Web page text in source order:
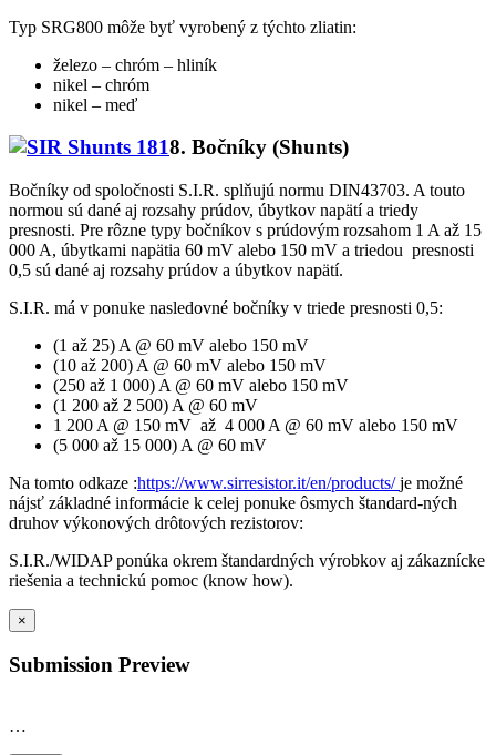
Typ SRG800 môže byť vyrobený z týchto zliatin:
železo – chróm – hliník
nikel – chróm
nikel – meď
8. Bočníky (Shunts)
Bočníky od spoločnosti S.I.R. splňujú normu DIN43703. A touto
normou sú dané aj rozsahy prúdov, úbytkov napätí a triedy
presnosti. Pre rôzne typy bočníkov s prúdovým rozsahom 1 A až 15
000 A, úbytkami napätia 60 mV alebo 150 mV a triedou presnosti
0,5 sú dané aj rozsahy prúdov a úbytkov napätí.
S.I.R. má v ponuke nasledovné bočníky v triede presnosti 0,5:
(1 až 25) A @ 60 mV alebo 150 mV
(10 až 200) A @ 60 mV alebo 150 mV
(250 až 1 000) A @ 60 mV alebo 150 mV
(1 200 až 2 500) A @ 60 mV
1 200 A @ 150 mV až 4 000 A @ 60 mV alebo 150 mV
(5 000 až 15 000) A @ 60 mV
Na tomto odkaze :https://www.sirresistor.it/en/products/je možné
nájsť základné informácie k celej ponuke ôsmych štandard-ných
druhov výkonových drôtových rezistorov:
S.I.R./WIDAP ponúka okrem štandardných výrobkov aj zákaznícke
riešenia a technickú pomoc (know how).
×
Submission Preview
…